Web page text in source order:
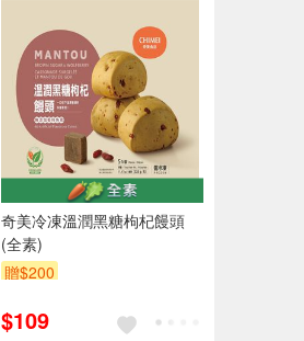
奇美冷凍溫潤黑糖枸杞饅頭
(全素)
贈$200
$109